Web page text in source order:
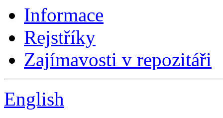
Informace
Rejstříky
Zajímavosti v repozitáři
English